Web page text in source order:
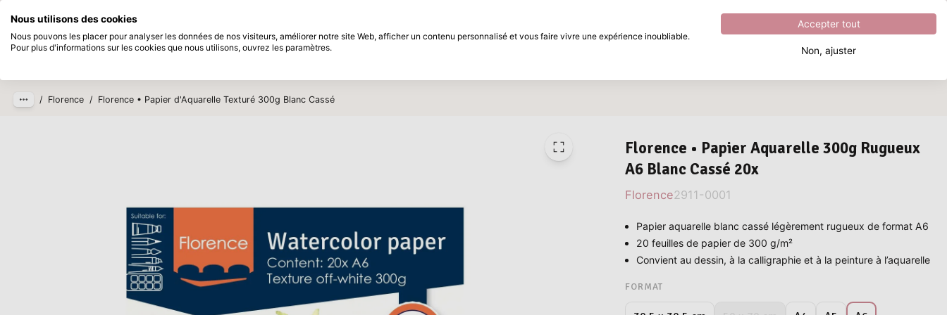
Passer au contenu principal
Disponible immédiatement Excellent 4.8sur5
Nouveau Bientôt
/ Florence / Florence • Papier d'Aquarelle Texturé 300g Blanc Cassé
Florence • Papier Aquarelle 300g Rugueux
A6 Blanc Cassé 20x
Florence2911-0001
Papier aquarelle blanc cassé légèrement rugueux de format A6
20 feuilles de papier de 300 g/m²
Convient au dessin, à la calligraphie et à la peinture à l’aquarelle
FORMAT
Nous utilisons des cookies
Nous pouvons les placer pour analyser les données de nos visiteurs, améliorer notre site Web, afficher un contenu personnalisé et vous faire vivre une expérience inoubliable.
Pour plus d'informations sur les cookies que nous utilisons, ouvrez les paramètres.
Accepter tout
Non, ajuster